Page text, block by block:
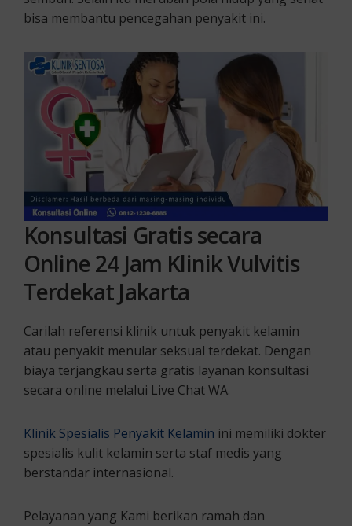
bisa membantu pencegahan penyakit ini.
Konsultasi Gratis secara
Online 24 Jam Klinik Vulvitis
Terdekat Jakarta
Carilah referensi klinik untuk penyakit kelamin
atau penyakit menular seksual terdekat. Dengan
biaya terjangkau serta gratis layanan konsultasi
secara online melalui Live Chat WA.
Klinik Spesialis Penyakit Kelamin ini memiliki dokter
spesialis kulit kelamin serta staf medis yang
berstandar internasional.
Pelayanan yang Kami berikan ramah dan